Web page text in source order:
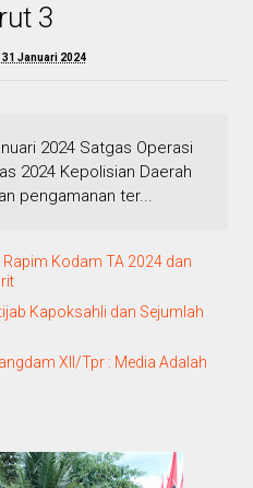
3
31 Januari 2024
2024 Satgas Operasi
2024 Kepolisian Daerah
pengamanan ter...
Kodam TA 2024 dan
Kapoksahli dan Sejumlah
XII/Tpr : Media Adalah